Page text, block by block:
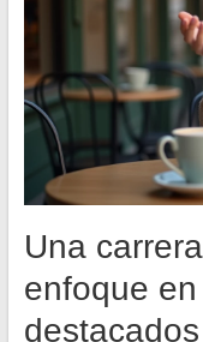
Una
enfoque